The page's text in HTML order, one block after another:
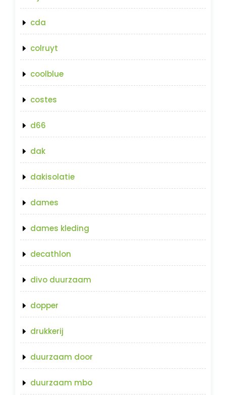
cda
colruyt
coolblue
costes
d66
dak
dakisolatie
dames
dames kleding
decathlon
divo duurzaam
dopper
drukkerij
duurzaam door
duurzaam mbo